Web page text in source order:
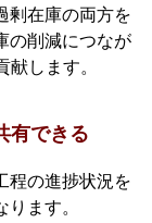
剰在庫の両方を
の削減につなが
します。
有できる
程の進捗状況を
ます。